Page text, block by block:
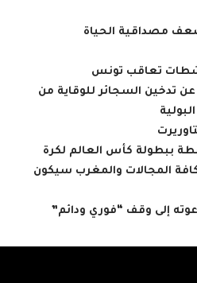
مصداقية الحياة
تعاقب تونس
تدخين السجائر للوقاية من
ببطولة كأس العالم لكرة
في كافة المجالات والمغرب سيكون
إلى وقف “فوري ودائم”